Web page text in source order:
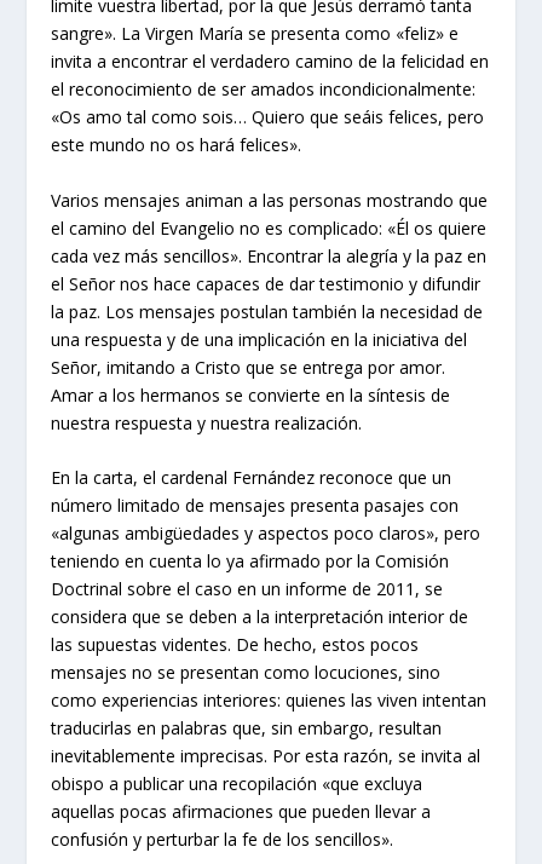
limite vuestra libertad, por la que Jesús derramó tanta
sangre». La Virgen María se presenta como «feliz» e
invita a encontrar el verdadero camino de la felicidad en
el reconocimiento de ser amados incondicionalmente:
«Os amo tal como sois… Quiero que seáis felices, pero
este mundo no os hará felices».
Varios mensajes animan a las personas mostrando que
el camino del Evangelio no es complicado: «Él os quiere
cada vez más sencillos». Encontrar la alegría y la paz en
el Señor nos hace capaces de dar testimonio y difundir
la paz. Los mensajes postulan también la necesidad de
una respuesta y de una implicación en la iniciativa del
Señor, imitando a Cristo que se entrega por amor.
Amar a los hermanos se convierte en la síntesis de
nuestra respuesta y nuestra realización.
En la carta, el cardenal Fernández reconoce que un
número limitado de mensajes presenta pasajes con
«algunas ambigüedades y aspectos poco claros», pero
teniendo en cuenta lo ya afirmado por la Comisión
Doctrinal sobre el caso en un informe de 2011, se
considera que se deben a la interpretación interior de
las supuestas videntes. De hecho, estos pocos
mensajes no se presentan como locuciones, sino
como experiencias interiores: quienes las viven intentan
traducirlas en palabras que, sin embargo, resultan
inevitablemente imprecisas. Por esta razón, se invita al
obispo a publicar una recopilación «que excluya
aquellas pocas afirmaciones que pueden llevar a
confusión y perturbar la fe de los sencillos».